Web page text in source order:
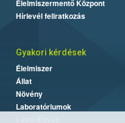
Élelmiszermentő Központ
Hírlevél feliratkozás
Gyakori kérdések
Élelmiszer
Állat
Növény
Laboratóriumok